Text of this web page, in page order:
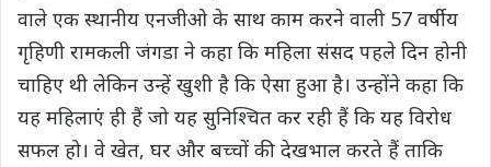
वाले एक स्थानीय एनजीओ के साथ काम करने वाली 57 वर्षीय
गृहिणी रामकली जंगडा ने कहा कि महिला संसद पहले दिन होनी
चाहिए थी लेकिन उन्हें खुशी है कि ऐसा हुआ है। उन्होंने कहा कि
यह महिलाएं ही हैं जो यह सुनिश्चित कर रही हैं कि यह विरोध
सफल हो। वे खेत, घर और बच्चों की देखभाल करते हैं ताकि